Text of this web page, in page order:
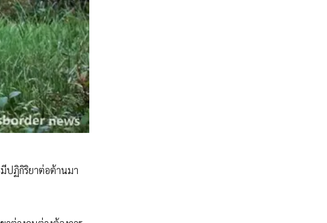
ปฏิกิริยาต่อต้านมา